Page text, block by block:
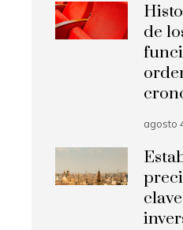
de
agosto